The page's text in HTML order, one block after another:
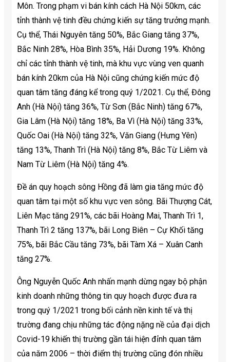
Môn. Trong phạm vi bán kính cách Hà Nội 50km, các
tỉnh thành vệ tinh đều chứng kiến sự tăng trưởng mạnh.
Cụ thể, Thái Nguyên tăng 50%, Bắc Giang tăng 37%,
Bắc Ninh 28%, Hòa Bình 35%, Hải Dương 19%. Không
chỉ các tỉnh thành vệ tinh, mà khu vực vùng ven quanh
bán kính 20km của Hà Nội cũng chứng kiến mức độ
quan tâm tăng đáng kể trong quý 1/2021. Cụ thể, Đông
Anh (Hà Nội) tăng 36%, Từ Sơn (Bắc Ninh) tăng 67%,
Gia Lâm (Hà Nội) tăng 18%, Ba Vì (Hà Nội) tăng 33%,
Quốc Oai (Hà Nội) tăng 32%, Văn Giang (Hưng Yên)
tăng 13%, Thanh Trì (Hà Nội) tăng 8%, Bắc Từ Liêm và
Nam Từ Liêm (Hà Nội) tăng 4%.
Đề án quy hoạch sông Hồng đã làm gia tăng mức độ
quan tâm tại một số khu vực ven sông. Bãi Thượng Cát,
Liên Mạc tăng 291%, các bãi Hoàng Mai, Thanh Trì 1,
Thanh Trì 2 tăng 137%, bãi Long Biên – Cự Khối tăng
75%, bãi Bắc Cầu tăng 73%, bãi Tàm Xá – Xuân Canh
tăng 27%.
Ông Nguyễn Quốc Anh nhấn mạnh dừng ngay bộ phận
kinh doanh những thông tin quy hoạch được đưa ra
trong quý 1/2021 trong bối cảnh nền kinh tế và thị
trường đang chịu những tác động nặng nề của đại dịch
Covid-19 khiến thị trường gần tái hiện đỉnh quan tâm
của năm 2006 – thời điểm thị trường cũng đón nhiều